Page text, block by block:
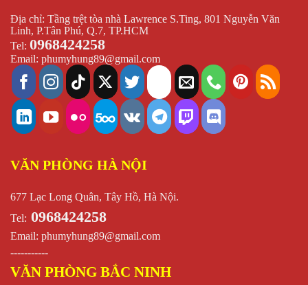
Địa chỉ: Tầng trệt tòa nhà Lawrence S.Ting, 801 Nguyễn Văn
Linh, P.Tân Phú, Q.7, TP.HCM
Tel: 0968424258
Email: phumyhung89@gmail.com
VĂN PHÒNG HÀ NỘI
677 Lạc Long Quân, Tây Hồ, Hà Nội.
Tel: 0968424258
Email: phumyhung89@gmail.com
-----------
VĂN PHÒNG BẮC NINH